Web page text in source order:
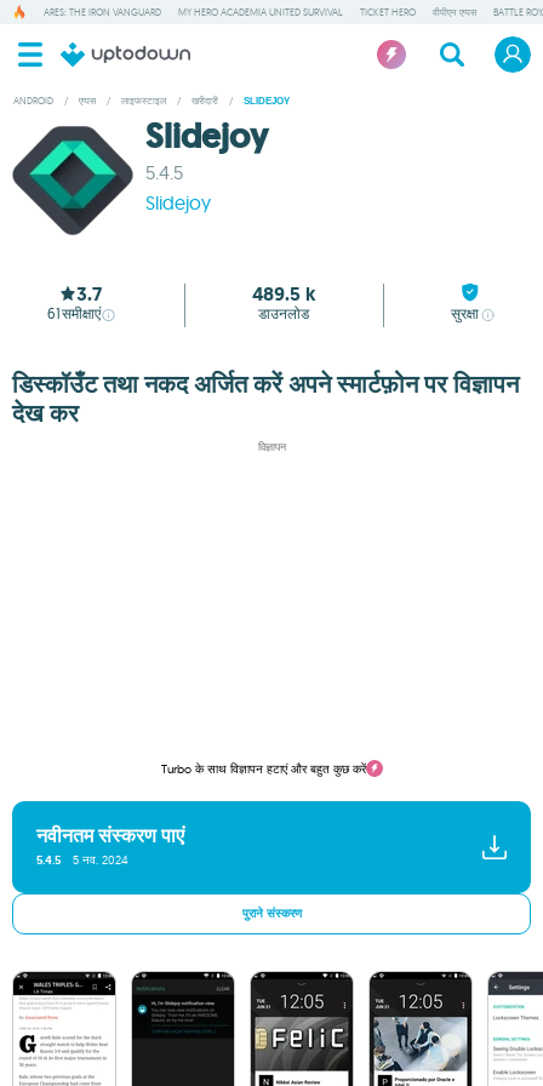
ARES: THE IRON VANGUARD MY HERO ACADEMIA UNITED SURVIVAL TICKET HERO वीपीएन एप्पस BATTLE
ANDROID / एप्पस / लाइफस्टाइल / खरीदारी / SLIDEJOY
Slidejoy
5.4.5
Slidejoy
3.7
61समीक्षाएं
489.5 k
डाउनलोड सुरक्षा
डिस्कॉउँट तथा नकद अर्जित करें अपने स्मार्टफ़ोन पर विज्ञापन
देख कर
विज्ञापन
Turbo के साथ विज्ञापन हटाएं और बहुत कुछ करें
नवीनतम संस्करण पाएं
5.4.5 5 नव. 2024
पुराने संस्करण